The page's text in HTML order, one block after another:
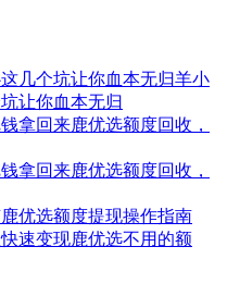
羊小
让你血本无归
鹿优选额度回收，
鹿优选额度回收，
鹿优选额度提现操作指南
鹿优选不用的额